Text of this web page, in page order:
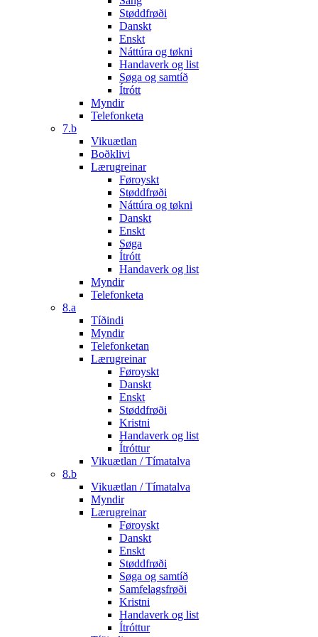
Støddfrøði
Danskt
Enskt
Náttúra og tøkni
Handaverk og list
Søga og samtíð
Ítrótt
Myndir
Telefonketa
7.b
Vikuætlan
Boðklivi
Lærugreinar
Føroyskt
Støddfrøði
Náttúra og tøkni
Danskt
Enskt
Søga
Ítrótt
Handaverk og list
Myndir
Telefonketa
8.a
Tíðindi
Myndir
Telefonketan
Lærugreinar
Føroyskt
Danskt
Enskt
Støddfrøði
Kristni
Handaverk og list
Ítróttur
Vikuætlan / Tímatalva
8.b
Vikuætlan / Tímatalva
Myndir
Lærugreinar
Føroyskt
Danskt
Enskt
Støddfrøði
Søga og samtíð
Samfelagsfrøði
Kristni
Handaverk og list
Ítróttur